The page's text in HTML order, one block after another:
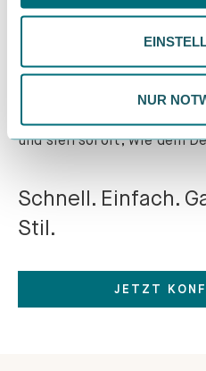
deiner Präferenzen. Du
ändern. Weitere
Datenschutzrichtlinie.
NUR
Gestalte dein
Möbelstückin
so einfach, Möbel zu
deinem Raum und deinem
exakten Maße, Materialien,
Schnell. Einfach.